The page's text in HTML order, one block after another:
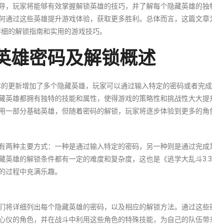
，玩家将能够有效掌握解锁英雄的技巧，并了解每个隐藏英雄的独
通过这些英雄提升游戏体验，获取更多胜利。总体而言，这篇文章
的解锁指南和实用的游戏技巧。
雄密码及解锁概述
的更新增加了多个隐藏英雄，玩家可以通过输入特定的密码或者完
英雄都拥有独特的技能和属性，使得游戏的策略性和挑战性大大提
一部分基础英雄，但随着密码的解锁，玩家将逐步体验到更多的角
两种主要方式：一种是通过输入特定的密码，另一种则是通过完成
英雄的解锁条件都有一定的难度和复杂度，这也是《逃学大乱斗
过程中充满乐趣。
将详细列出每个隐藏英雄的密码，以及相应的解锁方法。通过这些
仪的角色，并在战斗中利用这些角色的特殊技能，为自己的队伍带